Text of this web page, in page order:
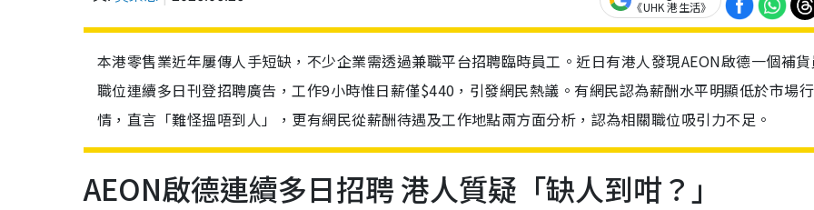
《UHK 港生活》
本港零售業近年屢傳人手短缺，不少企業需透過兼職平台招聘臨時員工。近日有港人發現AEON啟德一個補
職位連續多日刊登招聘廣告，工作9小時惟日薪僅$440，引發網民熱議。有網民認為薪酬水平明顯低於市場行
情，直言「難怪搵唔到人」，更有網民從薪酬待遇及工作地點兩方面分析，認為相關職位吸引力不足。
AEON啟德連續多日招聘 港人質疑「缺人到咁？」